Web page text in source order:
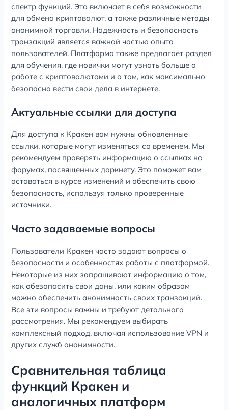
спектр функций. Это включает в себя возможности
для обмена криптовалют, а также различные методы
анонимной торговли. Надежность и безопасность
транзакций является важной частью опыта
пользователей. Платформа также предлагает раздел
для обучения, где новички могут узнать больше о
работе с криптовалютами и о том, как максимально
безопасно вести свои дела в интернете.
Актуальные ссылки для доступа
Для доступа к Кракен вам нужны обновленные
ссылки, которые могут изменяться со временем. Мы
рекомендуем проверять информацию о ссылках на
форумах, посвященных даркнету. Это поможет вам
оставаться в курсе изменений и обеспечить свою
безопасность, используя только проверенные
источники.
Часто задаваемые вопросы
Пользователи Кракен часто задают вопросы о
безопасности и особенностях работы с платформой.
Некоторые из них запрашивают информацию о том,
как обезопасить свои даны, или каким образом
можно обеспечить анонимность своих транзакций.
Все эти вопросы важны и требуют детального
рассмотрения. Мы рекомендуем выбирать
комплексный подход, включая использование VPN и
других служб анонимности.
Сравнительная таблица
функций Кракен и
аналогичных платформ